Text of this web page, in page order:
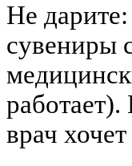
Не дарите:
сувениры
врач